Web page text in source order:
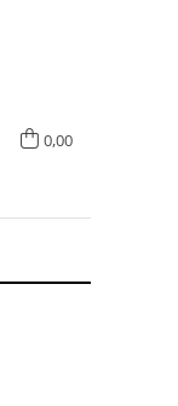
0,00